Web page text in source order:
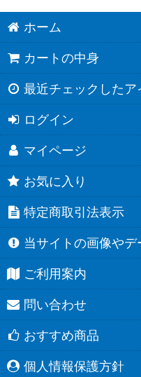
ホーム
カートの中身
最近チェックしたア
ログイン
マイページ
お気に入り
特定商取引法表示
当サイトの画像や
ご利用案内
問い合わせ
おすすめ商品
個人情報保護方針